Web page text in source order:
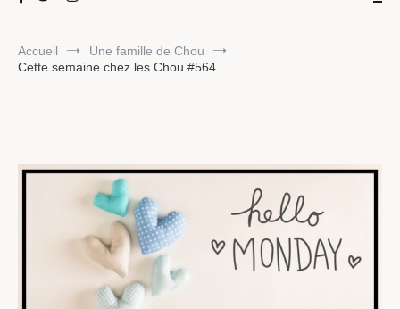
Accueil
Une famille de Chou
Cette semaine chez les Chou #564